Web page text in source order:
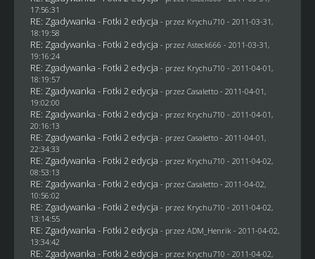
17:56:31
RE: Zgadywanka - Fotki 2 edycja - przez Krychu710 - 2011-03-31,
18:19:58
RE: Zgadywanka - Fotki 2 edycja - przez Asteck666 - 2011-03-31,
19:16:24
RE: Zgadywanka - Fotki 2 edycja - przez Krychu710 - 2011-04-01,
18:19:57
RE: Zgadywanka - Fotki 2 edycja - przez Casaletto- 2011-04-01,
19:02:00
RE: Zgadywanka - Fotki 2 edycja - przez Krychu710 - 2011-04-01,
20:16:13
RE: Zgadywanka - Fotki 2 edycja - przez Casaletto- 2011-04-01,
22:34:33
RE: Zgadywanka - Fotki 2 edycja - przez Krychu710 - 2011-04-02,
08:53:13
RE: Zgadywanka - Fotki 2 edycja - przez Casaletto- 2011-04-02,
10:56:02
RE: Zgadywanka - Fotki 2 edycja - przez Krychu710 - 2011-04-02,
13:14:55
RE: Zgadywanka - Fotki 2 edycja - przez ADM_Henrik - 2011-04-02,
13:34:42
RE: Zgadywanka - Fotki 2 edycja - przez Krychu710 - 2011-04-02,